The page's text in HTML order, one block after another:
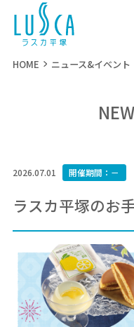
屋上庭園
HOME ニュース&イベント
2026.07.01 開催期間：－
ラスカ平塚のお